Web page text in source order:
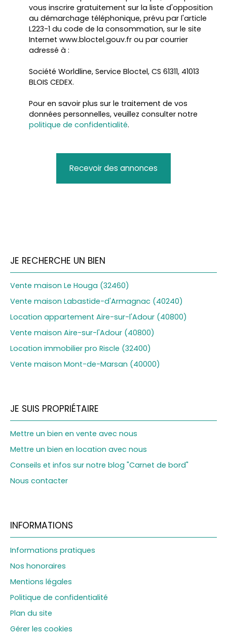
vous inscrire gratuitement sur la liste d'opposition
au démarchage téléphonique, prévu par l'article
L223-1 du code de la consommation, sur le site
Internet www.bloctel.gouv.fr ou par courrier
adressé à :
Société Worldline, Service Bloctel, CS 61311, 41013
BLOIS CEDEX.
Pour en savoir plus sur le traitement de vos
données personnelles, veuillez consulter notre
politique de confidentialité.
Recevoir des annonces
JE RECHERCHE UN BIEN
Vente maison Le Houga (32460)
Vente maison Labastide-d'Armagnac (40240)
Location appartement Aire-sur-l'Adour (40800)
Vente maison Aire-sur-l'Adour (40800)
Location immobilier pro Riscle (32400)
Vente maison Mont-de-Marsan (40000)
JE SUIS PROPRIÉTAIRE
Mettre un bien en vente avec nous
Mettre un bien en location avec nous
Conseils et infos sur notre blog "Carnet de bord"
Nous contacter
INFORMATIONS
Informations pratiques
Nos honoraires
Mentions légales
Politique de confidentialité
Plan du site
Gérer les cookies